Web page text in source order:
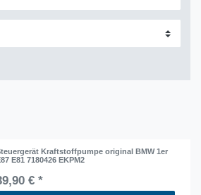
Kraftstoffpumpe original BMW 1er
E81 7180426 EKPM2
€ *